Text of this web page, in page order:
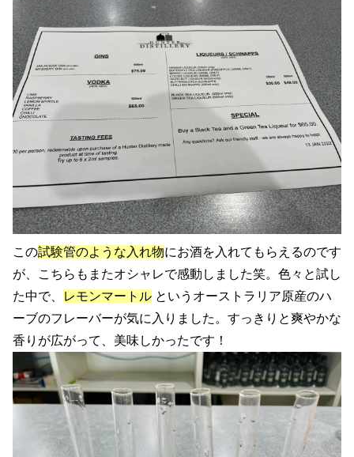
この試験管のような入れ物にお酒を入れてもらえるのです
が、こちらもまたオシャレで感動しました笑。色々と試し
た中で、
レモンマートル というオーストラリア原産のハ
ーブのフレーバーが気に入りました。すっきりと爽やかな
香りが広がって、美味しかったです！